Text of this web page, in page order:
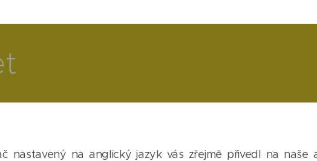
nastavený na anglický jazyk vás zřejmě přivedl na naše